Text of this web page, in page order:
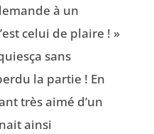
à un
celui de plaire ! »
sans
la partie ! En
très aimé d’un
ainsi